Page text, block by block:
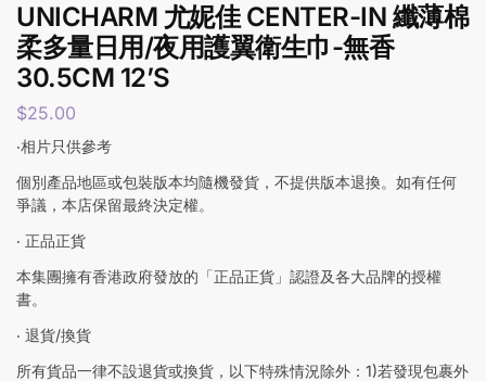
UNICHARM 尤妮佳 CENTER-IN 纖薄棉
柔多量日用/夜用護翼衛生巾-無香
30.5CM 12’S
$25.00
‧相片只供參考
個別產品地區或包裝版本均隨機發貨，不提供版本退換。如有任何
爭議，本店保留最終決定權。
‧ 正品正貨
本集團擁有香港政府發放的「正品正貨」認證及各大品牌的授權
書。
‧ 退貨/換貨
所有貨品一律不設退貨或換貨，以下特殊情況除外：1)若發現包裹外